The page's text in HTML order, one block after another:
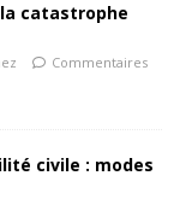
catastrophe
Commentaires
civile : modes